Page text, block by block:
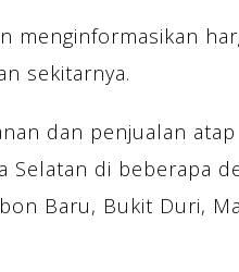
menginformasikan
sekitarnya.
dan penjualan
Selatan di beberapa
Baru, Bukit Duri,